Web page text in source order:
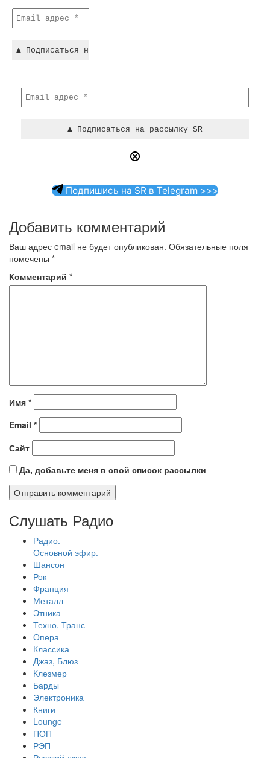
Подпишись на SR в Telegram >>>
Добавить комментарий
Ваш адрес email не будет опубликован. Обязательные поля
помечены *
Комментарий *
Имя *
Email *
Сайт
Да, добавьте меня в свой список рассылки
Слушать Радио
Радио.
Основной эфир.
Шансон
Рок
Франция
Металл
Этника
Техно, Транс
Опера
Классика
Джаз, Блюз
Клезмер
Барды
Электроника
Книги
Lounge
ПОП
РЭП